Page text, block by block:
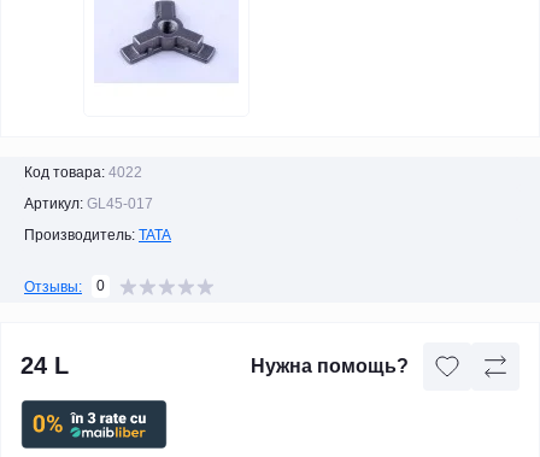
Код товара: 4022
Артикул: GL45-017
Производитель: TATA
Отзывы: 0
24 L Нужна помощь?